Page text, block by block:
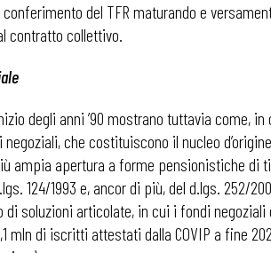
del TFR maturando e
contratto collettivo.
degli anni ’90 mostrano tuttavia come,
che costituiscono il nucleo
ampia apertura a forme pensionistiche di
124/1993 e, ancor di più, del d.lgs. 252/
soluzioni articolate, in cui i fondi
mln di iscritti attestati dalla COVIP a fine